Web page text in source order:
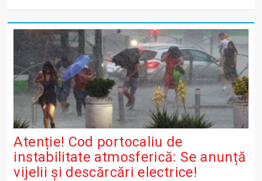
Atenție! Cod portocaliu de
instabilitate atmosferică: Se anunță
vijelii și descărcări electrice!